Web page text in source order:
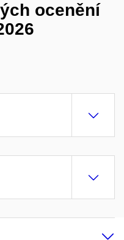
ocenění